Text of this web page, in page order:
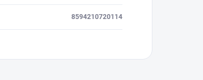
8594210720114